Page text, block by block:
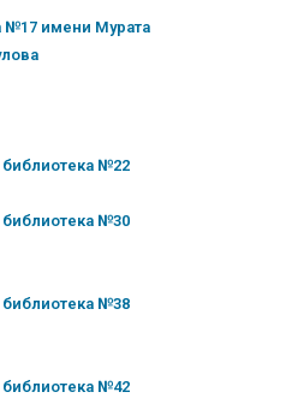
№17 имени Мурата
№22
№30
№38
№42